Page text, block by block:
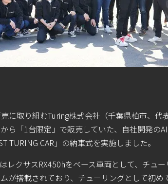
に取り組むTuring株式会社（千葉県柏市、代
ら「1台限定」で販売していた、自社開発の
TURING CAR」の納車式を実施しました。
はレクサスRX450hをベース車両として、チュ
が搭載されており、チューリングとして初